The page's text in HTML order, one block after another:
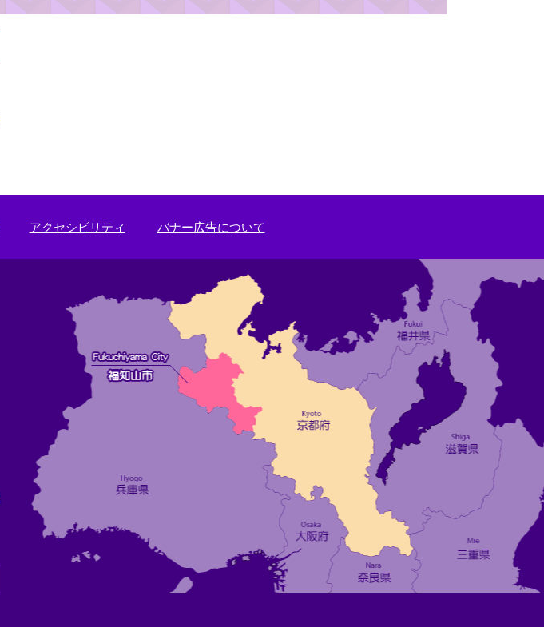
アクセシビリティ バナー広告について